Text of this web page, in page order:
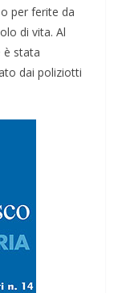
per ferite da
di vita. Al
è stata
dai poliziotti